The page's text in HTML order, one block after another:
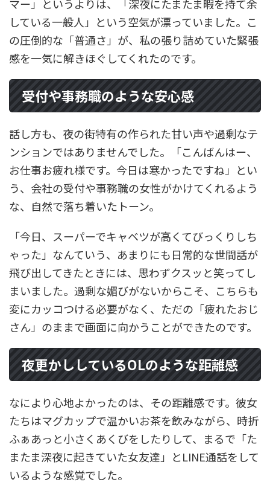
マー」というよりは、「深夜にたまたま暇を持て余
している一般人」という空気が漂っていました。こ
の圧倒的な「普通さ」が、私の張り詰めていた緊張
感を一気に解きほぐしてくれたのです。
受付や事務職のような安心感
話し方も、夜の街特有の作られた甘い声や過剰なテ
ンションではありませんでした。「こんばんはー、
お仕事お疲れ様です。今日は寒かったですね」とい
う、会社の受付や事務職の女性がかけてくれるよう
な、自然で落ち着いたトーン。
「今日、スーパーでキャベツが高くてびっくりしち
ゃった」なんていう、あまりにも日常的な世間話が
飛び出してきたときには、思わずクスッと笑ってし
まいました。過剰な媚びがないからこそ、こちらも
変にカッコつける必要がなく、ただの「疲れたおじ
さん」のままで画面に向かうことができたのです。
夜更かししているOLのような距離感
なにより心地よかったのは、その距離感です。彼女
たちはマグカップで温かいお茶を飲みながら、時折
ふぁあっと小さくあくびをしたりして、まるで「た
またま深夜に起きていた女友達」とLINE通話をして
いるような感覚でした。